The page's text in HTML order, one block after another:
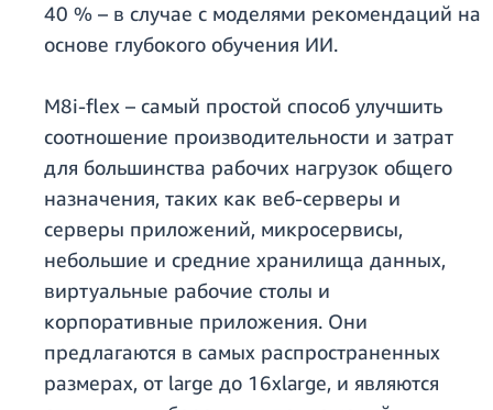
40 % – в случае с моделями рекомендаций на
основе глубокого обучения ИИ.
M8i-flex – самый простой способ улучшить
соотношение производительности и затрат
для большинства рабочих нагрузок общего
назначения, таких как веб-серверы и
серверы приложений, микросервисы,
небольшие и средние хранилища данных,
виртуальные рабочие столы и
корпоративные приложения. Они
предлагаются в самых распространенных
размерах, от large до 16xlarge, и являются